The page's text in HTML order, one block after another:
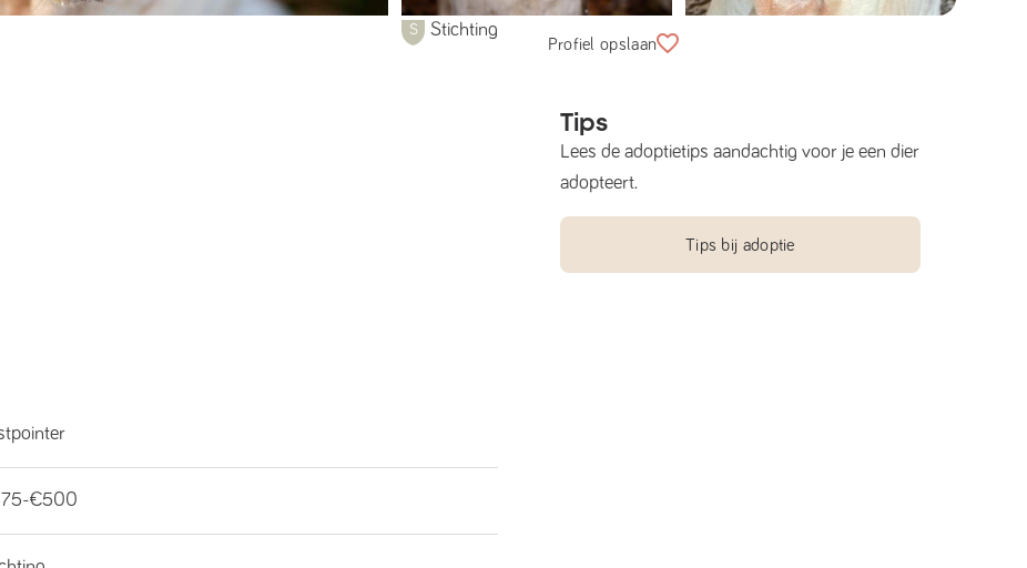
Stichting
€500
Profiel opslaan
Tips
Lees de adoptietips aandachtig voor je een dier
adopteert.
Tips bij adoptie